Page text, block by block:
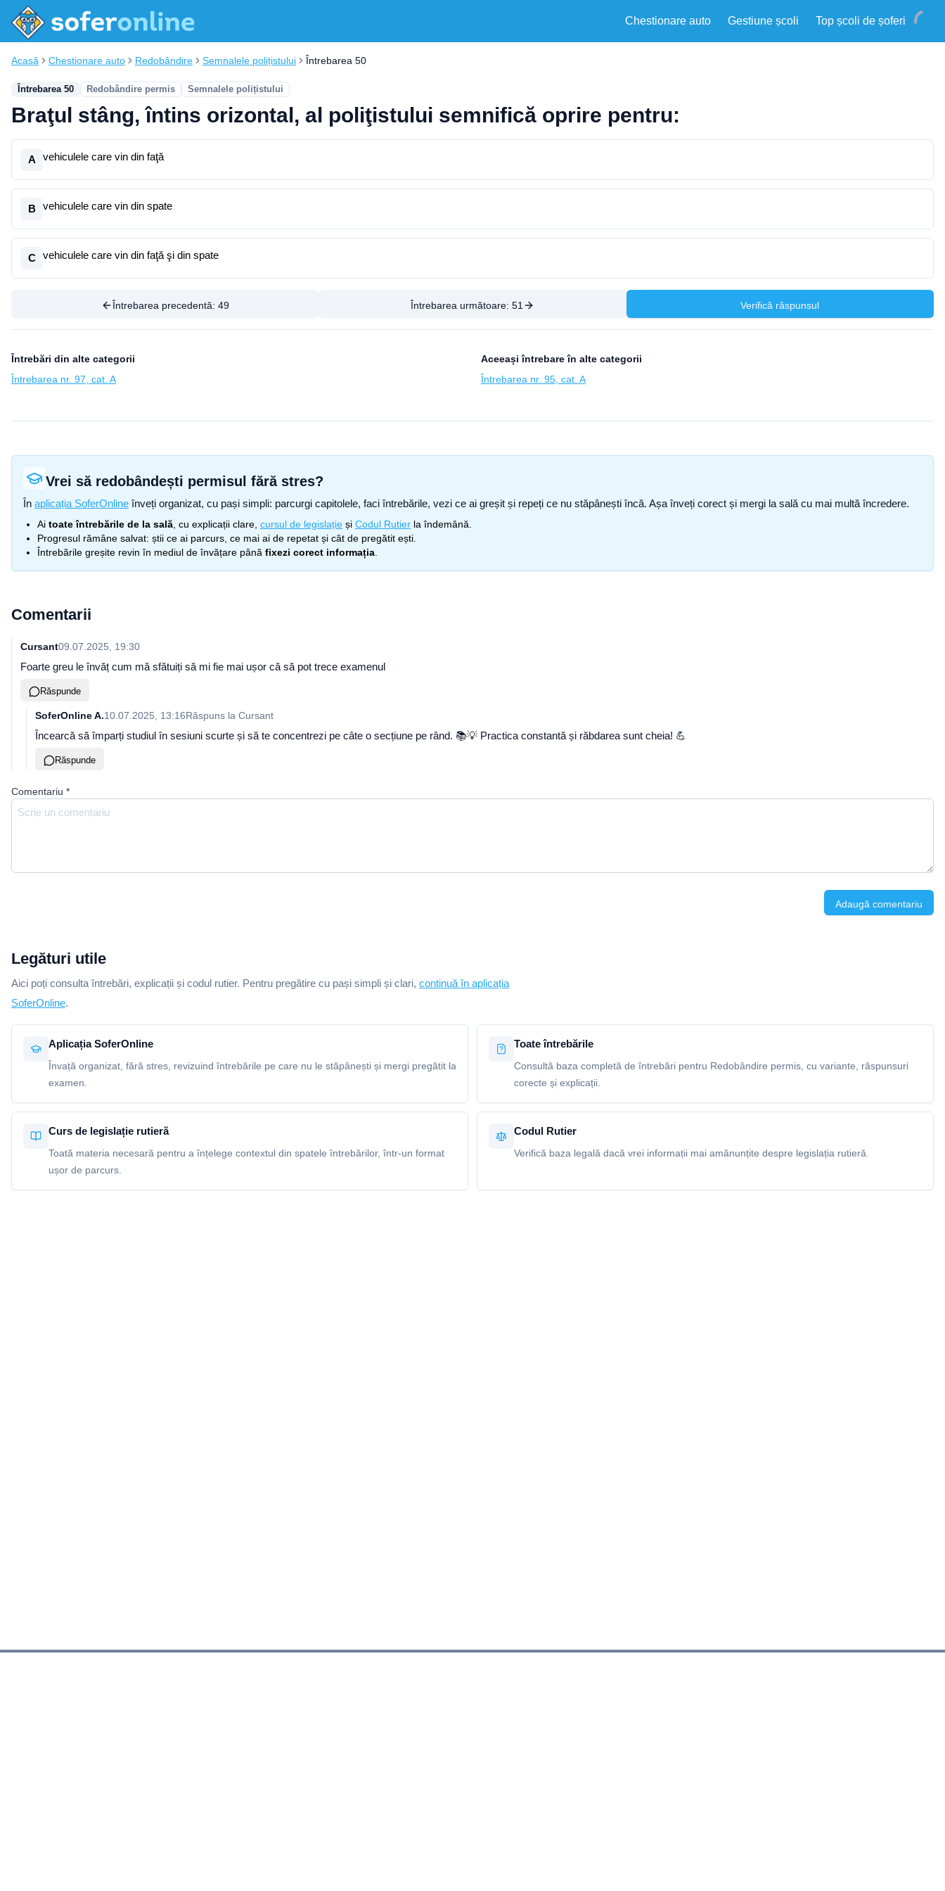
Chestionare auto Gestiune școli Top școli de șoferi
Acasă Chestionare auto Redobândire Semnalele polițistului Întrebarea 50
Întrebarea 50 Redobândire permis Semnalele polițistului
Braţul stâng, întins orizontal, al poliţistului semnifică oprire pentru:
A vehiculele care vin din faţă
B vehiculele care vin din spate
C vehiculele care vin din faţă şi din spate
Întrebarea precedentă: 49 Întrebarea următoare: 51 Verifică răspunsul
Întrebări din alte categorii
Întrebarea nr. 97, cat. A
Aceeași întrebare în alte categorii
Întrebarea nr. 95, cat. A
Vrei să redobândești permisul fără stres?
În aplicația SoferOnline înveți organizat, cu pași simpli: parcurgi capitolele, faci întrebările, vezi ce ai greșit și repeți ce nu stăpânești încă. Așa înveți corect și mergi la sală cu mai multă încredere.
Ai toate întrebările de la sală , cu explicații clare, cursul de legislație și Codul Rutier la îndemână.
Progresul rămâne salvat: știi ce ai parcurs, ce mai ai de repetat și cât de pregătit ești.
Întrebările greșite revin în mediul de învățare până fixezi corect informația
Comentarii
Cursant09.07.2025, 19:30
Foarte greu le învăț cum mă sfătuiți să mi fie mai ușor că să pot trece examenul
Răspunde
SoferOnline A.10.07.2025, 13:16Răspuns la Cursant
Încearcă să împarți studiul în sesiuni scurte și să te concentrezi pe câte o secțiune pe rând. 📚💡 Practica constantă și răbdarea sunt cheia! 💪
Răspunde
Comentariu *
Adaugă comentariu
Legături utile
Aici poți consulta întrebări, explicații și codul rutier. Pentru pregătire cu pași simpli și clari, continuă în aplicația
SoferOnline.
Aplicația SoferOnline
Învață organizat, fără stres, revizuind întrebările pe care nu le stăpânești și mergi pregătit la
examen.
Toate întrebările
Consultă baza completă de întrebări pentru Redobândire permis, cu variante, răspunsuri
corecte și explicații.
Curs de legislație rutieră
Toată materia necesară pentru a înțelege contextul din spatele întrebărilor, într-un format
ușor de parcurs.
Codul Rutier
Verifică baza legală dacă vrei informații mai amănunțite despre legislația rutieră.